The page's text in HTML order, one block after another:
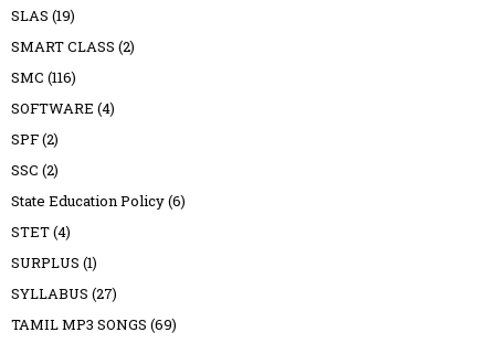
SLAS (19)
SMART CLASS (2)
SMC (116)
SOFTWARE (4)
SPF(2)
SSC (2)
State Education Policy(6)
STET(4)
SURPLUS (1)
SYLLABUS (27)
TAMIL MP3 SONGS (69)